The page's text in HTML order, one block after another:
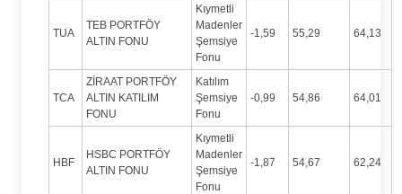
TUA
TEB PORTFÖY
ALTIN FONU
Kıymetli
Madenler
Şemsiye
Fonu
-1,59 55,29 64,13
TCA
ZİRAAT PORTFÖY
ALTIN KATILIM
FONU
Katılım
Şemsiye
Fonu
-0,99 54,86 64,01
HBF
HSBC PORTFÖY
ALTIN FONU
Kıymetli
Madenler
Şemsiye
Fonu
-1,87 54,67 62,24